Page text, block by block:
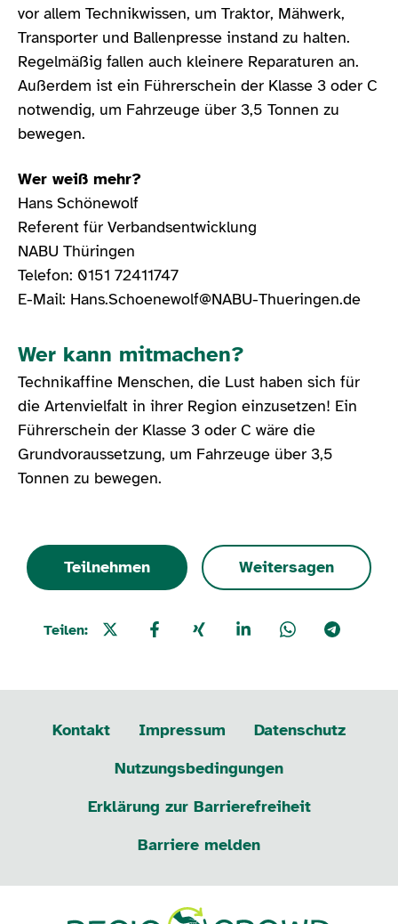
vor allem Technikwissen, um Traktor, Mähwerk,
Transporter und Ballenpresse instand zu halten.
Regelmäßig fallen auch kleinere Reparaturen an.
Außerdem ist ein Führerschein der Klasse 3 oder C
notwendig, um Fahrzeuge über 3,5 Tonnen zu
bewegen.
Wer weiß mehr?
Hans Schönewolf
Referent für Verbandsentwicklung
NABU Thüringen
Telefon: 0151 72411747
E-Mail: Hans.Schoenewolf@NABU-Thueringen.de
Wer kann mitmachen?
Technikaffine Menschen, die Lust haben sich für
die Artenvielfalt in ihrer Region einzusetzen! Ein
Führerschein der Klasse 3 oder C wäre die
Grundvoraussetzung, um Fahrzeuge über 3,5
Tonnen zu bewegen.
Teilnehmen Weitersagen
Teilen:
Kontakt Impressum
Datenschutz
Nutzungsbedingungen
Erklärung zur Barrierefreiheit
Barriere melden